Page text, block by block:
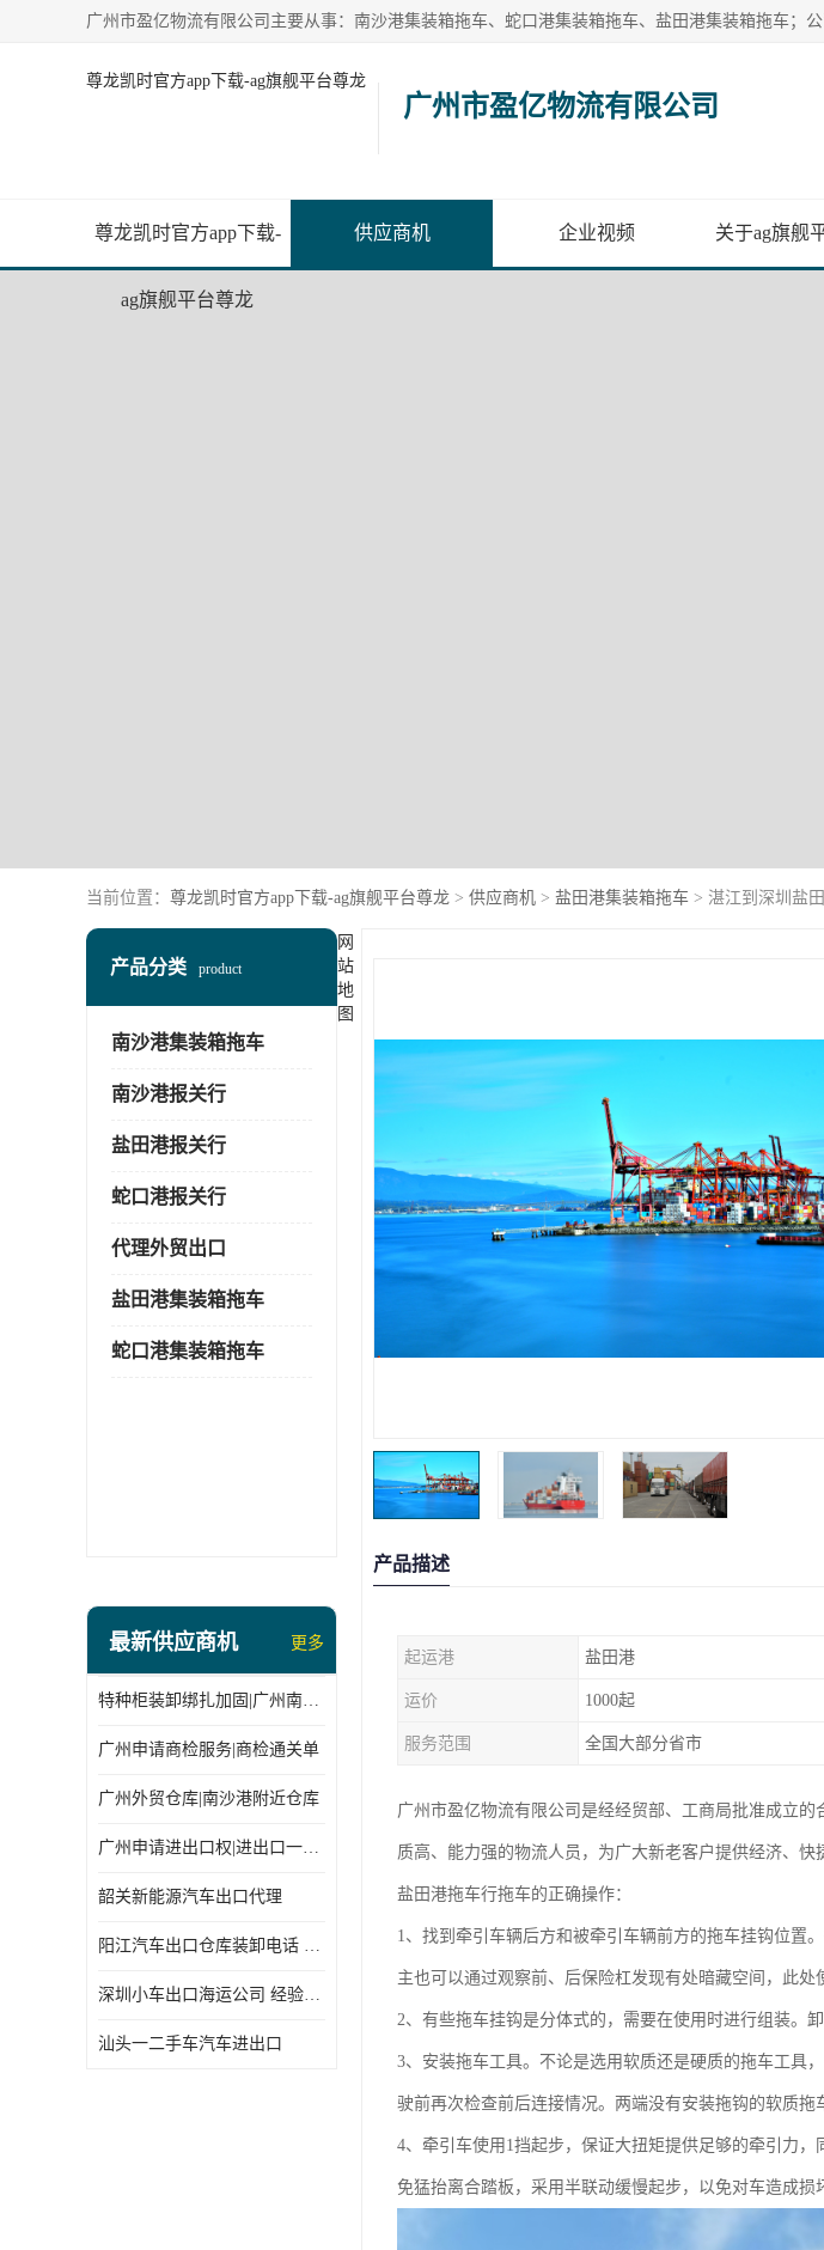
尊龙凯时官方app下载-ag旗舰平台尊龙
广州市盈亿物流有限公司
尊龙凯时官方app下载-
ag旗舰平台尊龙
供应商机 企业视频 关于ag旗舰
当前位置： 尊龙凯时官方app下载-ag旗舰平台尊龙 > 供应商机 > 盐田港集装箱拖车 > 湛江到深圳盐
产品分类 product
南沙港集装箱拖车
南沙港报关行
盐田港报关行
蛇口港报关行
代理外贸出口
盐田港集装箱拖车
蛇口港集装箱拖车
最新供应商机 更多
特种柜装卸绑扎加固|广州南沙仓库装卸
广州申请商检服务|商检通关单
广州外贸仓库|南沙港附近仓库
广州申请进出口权|进出口一站式
韶关新能源汽车出口代理
阳江汽车出口仓库装卸电话 经验丰富
深圳小车出口海运公司 经验丰富
汕头一二手车汽车进出口
产品描述
起运港 盐田港
运价 1000起
服务范围 全国大部分省市
广州市盈亿物流有限公司是经经贸部、工商局批准成立
质高、能力强的物流人员，为广大新老客户提供经济、快
盐田港拖车行拖车的正确操作：
1、找到牵引车辆后方和被牵引车辆前方的拖车挂钩位置
主也可以通过观察前、后保险杠发现有处暗藏空间，此
2、有些拖车挂钩是分体式的，需要在使用时进行组装。
3、安装拖车工具。不论是选用软质还是硬质的拖车工具
驶前再次检查前后连接情况。两端没有安装拖钩的软质
4、牵引车使用1挡起步，保证大扭矩提供足够的牵引力
免猛抬离合踏板，采用半联动缓慢起步，以免对车造成损
网
站
地
图